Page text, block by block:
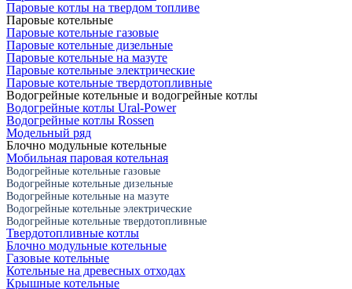
Паровые котлы на твердом топливе
Паровые котельные
Паровые котельные газовые
Паровые котельные дизельные
Паровые котельные на мазуте
Паровые котельные электрические
Паровые котельные твердотопливные
Водогрейные котельные и водогрейные котлы
Водогрейные котлы Ural-Power
Водогрейные котлы Rossen
Модельный ряд
Блочно модульные котельные
Мобильная паровая котельная
Водогрейные котельные газовые
Водогрейные котельные дизельные
Водогрейные котельные на мазуте
Водогрейные котельные электрические
Водогрейные котельные твердотопливные
Твердотопливные котлы
Блочно модульные котельные
Газовые котельные
Котельные на древесных отходах
Крышные котельные